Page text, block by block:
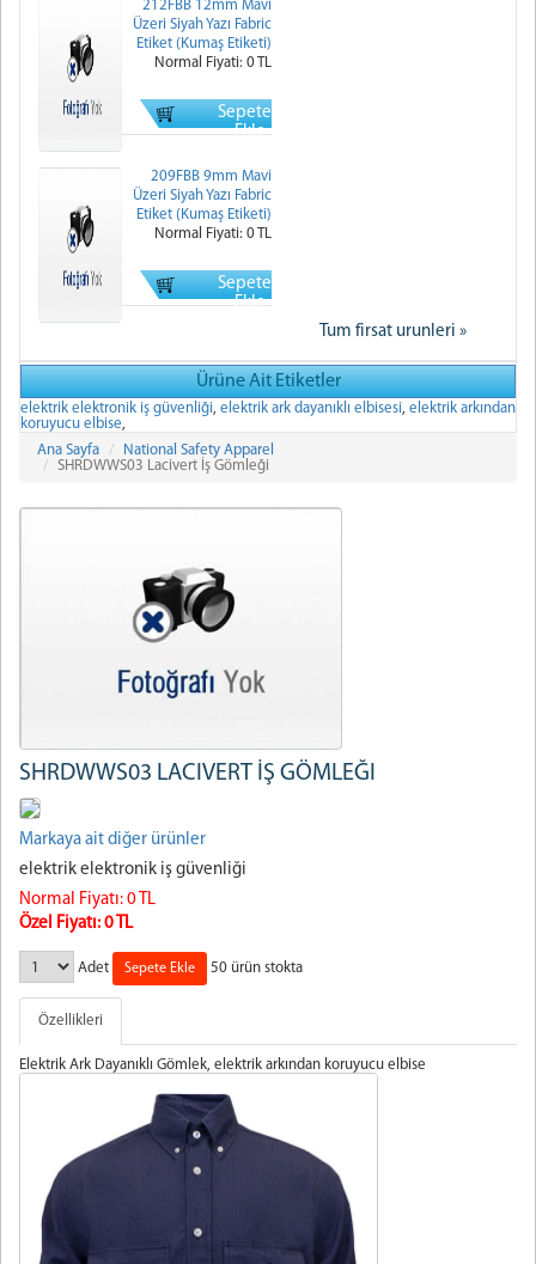
212FBB 12mm Mavi
Üzeri Siyah Yazı Fabric
Etiket (Kumaş Etiketi)
Normal Fiyati: 0 TL
Sepete
Ekle
209FBB 9mm Mavi
Üzeri Siyah Yazı Fabric
Etiket (Kumaş Etiketi)
Normal Fiyati: 0 TL
Sepete
Ekle
Tum firsat urunleri »
Ürüne Ait Etiketler
elektrik elektronik iş güvenliği, elektrik ark dayanıklı elbisesi, elektrik arkından
koruyucu elbise,
Ana Sayfa
National Safety Apparel
SHRDWWS03 Lacivert İş Gömleği
SHRDWWS03 LACIVERT İŞ GÖMLEĞI
Markaya ait diğer ürünler
elektrik elektronik iş güvenliği
Normal Fiyatı: 0 TL
Özel Fiyatı: 0 TL
Adet 50 ürün stokta
Özellikleri
Elektrik Ark Dayanıklı Gömlek, elektrik arkından koruyucu elbise